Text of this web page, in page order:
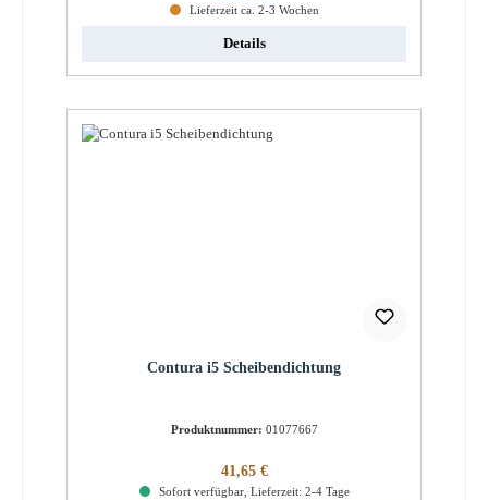
Lieferzeit ca. 2-3 Wochen
Details
Contura i5 Scheibendichtung
Produktnummer: 01077667
Regulärer Preis:
41,65 €
Sofort verfügbar, Lieferzeit: 2-4 Tage